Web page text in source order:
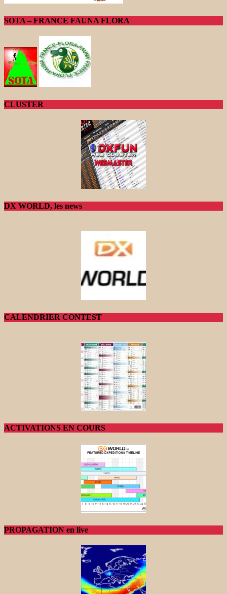
SOTA – FRANCE FAUNA FLORA
CLUSTER
DX WORLD, les news
CALENDRIER CONTEST
ACTIVATIONS EN COURS
PROPAGATION en live